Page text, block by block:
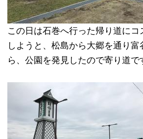
この日は石巻へ行った帰り道にコ
しようと、松島から大郷を通り富
ら、公園を発見したので寄り道で